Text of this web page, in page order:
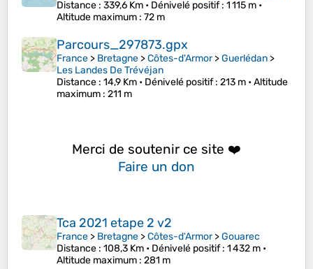
Distance : 339,6 Km • Dénivelé positif: 1 115 m •
Altitude maximum : 72 m
Parcours_297873.gpx
France > Bretagne >Côtes-d'Armor>Guerlédan >
Les Landes De Trévéjan
Distance : 14,9 Km • Dénivelé positif: 213 m •Altitude
maximum : 211 m
Merci de soutenir ce site ❤️
Faire un don
Tca 2021 etape 2 v2
France > Bretagne >Côtes-d'Armor>Gouarec
Distance : 108,3 Km • Dénivelé positif: 1 432 m •
Altitude maximum : 281 m